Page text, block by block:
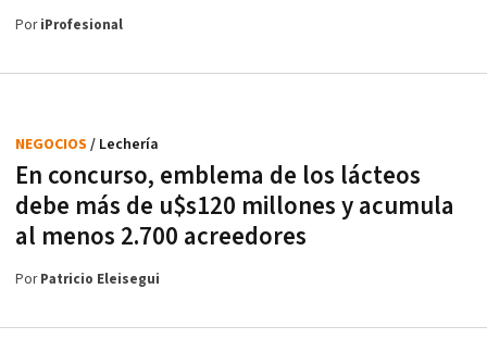
PoriProfesional
En concurso, emblema de los lácteos
debe más de u$s120 millones y acumula
al menos 2.700 acreedores
NEGOCIOS / Lechería
PorPatricio Eleisegui